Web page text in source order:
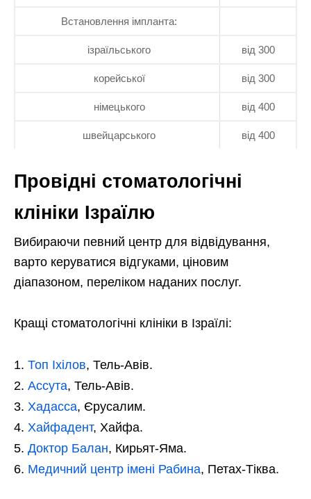
Встановлення імпланта:
ізраїльського від 300
корейської від 300
німецького від 400
швейцарського від 400
Провідні стоматологічні
клініки Ізраїлю
Вибираючи певний центр для відвідування,
варто керуватися відгуками, ціновим
діапазоном, переліком наданих послуг.
Кращі стоматологічні клініки в Ізраїлі:
Топ Іхілов, Тель-Авів.
Ассута, Тель-Авів.
Хадасса, Єрусалим.
Хайфадент, Хайфа.
Доктор Балан, Кирьят-Яма.
Медичний центр імені Рабина, Петах-Тіква.